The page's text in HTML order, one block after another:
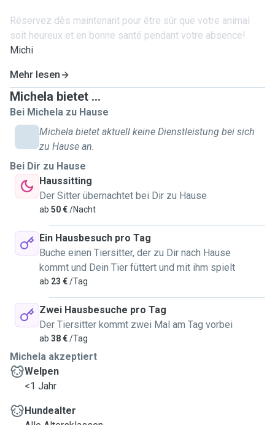
Réservez dès maintenant pour être sûr que votre animal
soit heureux et en bonne santé pendant votre absence!
Michi
Mehr lesen
Michela bietet ...
Bei Michela zu Hause
Michela bietet aktuell keine Dienstleistung bei sich
zu Hause an.
Bei Dir zu Hause
Haussitting
Der Sitter übernachtet bei Dir zu Hause
ab 50 €/Nacht
Ein Hausbesuch pro Tag
Buche einen Tiersitter, der zu Dir nach Hause
kommt und Dein Tier füttert und mit ihm spielt
ab 23 €/Tag
Zwei Hausbesuche pro Tag
Der Tiersitter kommt zwei Mal am Tag vorbei
ab 38 €/Tag
Michela akzeptiert
Welpen
<1 Jahr
Hundealter